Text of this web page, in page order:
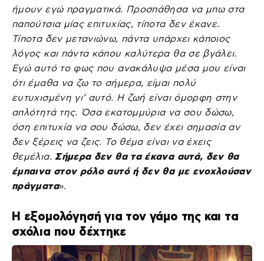
ήμουν εγώ πραγματικά. Προσπάθησα να μπω στα
παπούτσια μίας επιτυχίας, τίποτα δεν έκανε.
Τίποτα δεν μετανιώνω, πάντα υπάρχει κάποιος
λόγος και πάντα κάπου καλύτερα θα σε βγάλει.
Εγώ αυτό το φως που ανακάλυψα μέσα μου είναι
ότι έμαθα να ζω το σήμερα, είμαι πολύ
ευτυχισμένη γι’ αυτό. Η ζωή είναι όμορφη στην
απλότητά της. Όσα εκατομμύρια να σου δώσω,
όση επιτυχία να σου δώσω, δεν έχει σημασία αν
δεν ξέρεις να ζεις. Το θέμα είναι να έχεις
θεμέλια. Σήμερα δεν θα τα έκανα αυτά, δεν θα
έμπαινα στον ρόλο αυτό ή δεν θα με ενοχλούσαν
πράγματα».
Η εξομολόγησή για τον γάμο της και τα
σχόλια που δέχτηκε